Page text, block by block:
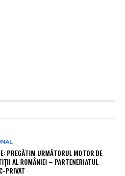
PREGĂTIM URMĂTORUL MOTOR DE
AL ROMÂNIEI – PARTENERIATUL
PRIVAT